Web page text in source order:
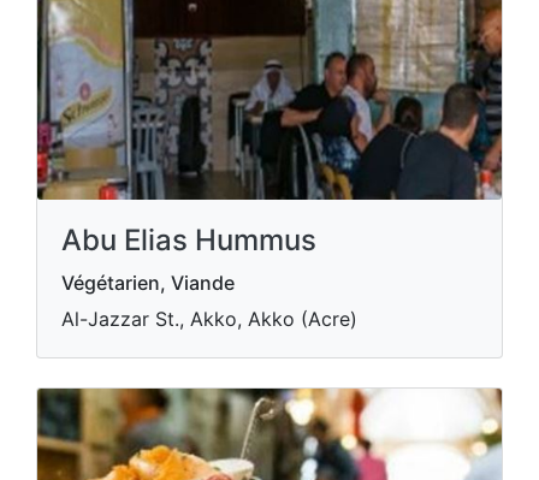
Abu Elias Hummus
Végétarien, Viande
Al-Jazzar St., Akko, Akko (Acre)